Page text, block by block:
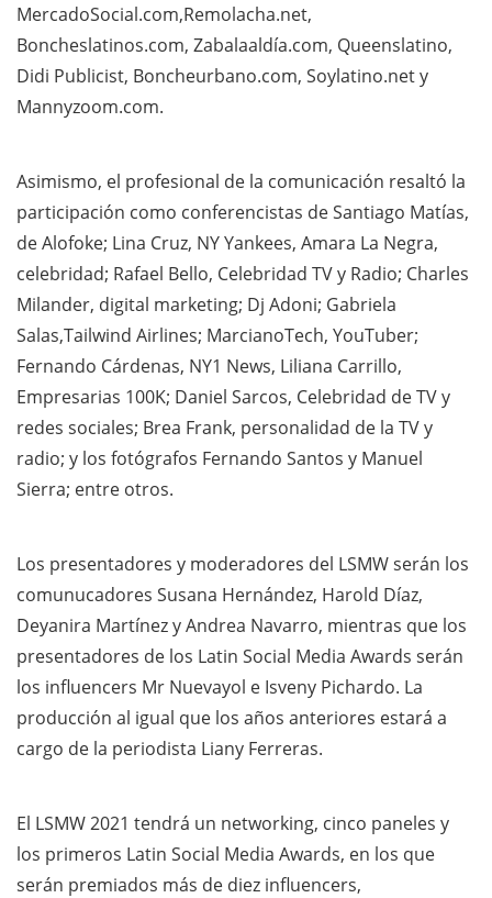
MercadoSocial.com,Remolacha.net,
Boncheslatinos.com, Zabalaaldía.com, Queenslatino,
Didi Publicist, Boncheurbano.com, Soylatino.net y
Mannyzoom.com.
Asimismo, el profesional de la comunicación resaltó la
participación como conferencistas de Santiago Matías,
de Alofoke; Lina Cruz, NY Yankees, Amara La Negra,
celebridad; Rafael Bello, Celebridad TV y Radio; Charles
Milander, digital marketing; Dj Adoni; Gabriela
Salas,Tailwind Airlines; MarcianoTech, YouTuber;
Fernando Cárdenas, NY1 News, Liliana Carrillo,
Empresarias 100K; Daniel Sarcos, Celebridad de TV y
redes sociales; Brea Frank, personalidad de la TV y
radio; y los fotógrafos Fernando Santos y Manuel
Sierra; entre otros.
Los presentadores y moderadores del LSMW serán los
comunucadores Susana Hernández, Harold Díaz,
Deyanira Martínez y Andrea Navarro, mientras que los
presentadores de los Latin Social Media Awards serán
los influencers Mr Nuevayol e Isveny Pichardo. La
producción al igual que los años anteriores estará a
cargo de la periodista Liany Ferreras.
El LSMW 2021 tendrá un networking, cinco paneles y
los primeros Latin Social Media Awards, en los que
serán premiados más de diez influencers,